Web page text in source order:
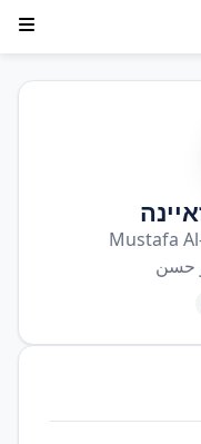
Mustafa
حسن